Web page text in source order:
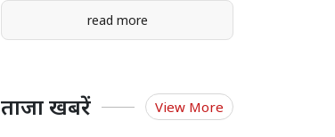
read more
ताजा खबरें View More